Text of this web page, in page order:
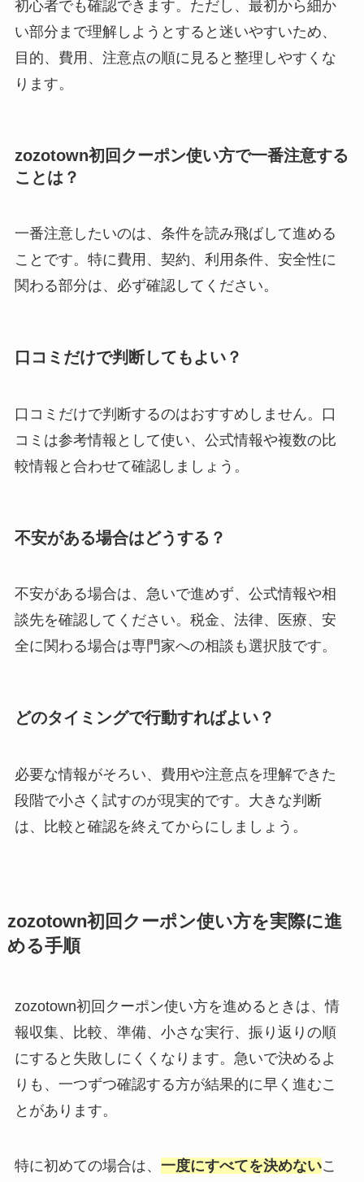
初心者でも確認できます。ただし、最初から細か
い部分まで理解しようとすると迷いやすいため、
目的、費用、注意点の順に見ると整理しやすくな
ります。
zozotown初回クーポン使い方で一番注意する
ことは？
一番注意したいのは、条件を読み飛ばして進める
ことです。特に費用、契約、利用条件、安全性に
関わる部分は、必ず確認してください。
口コミだけで判断してもよい？
口コミだけで判断するのはおすすめしません。口
コミは参考情報として使い、公式情報や複数の比
較情報と合わせて確認しましょう。
不安がある場合はどうする？
不安がある場合は、急いで進めず、公式情報や相
談先を確認してください。税金、法律、医療、安
全に関わる場合は専門家への相談も選択肢です。
どのタイミングで行動すればよい？
必要な情報がそろい、費用や注意点を理解できた
段階で小さく試すのが現実的です。大きな判断
は、比較と確認を終えてからにしましょう。
zozotown初回クーポン使い方を実際に進
める手順
zozotown初回クーポン使い方を進めるときは、情
報収集、比較、準備、小さな実行、振り返りの順
にすると失敗しにくくなります。急いで決めるよ
りも、一つずつ確認する方が結果的に早く進むこ
とがあります。
特に初めての場合は、 一度にすべてを決めないこ